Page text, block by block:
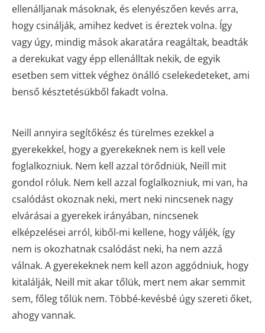
ellenálljanak másoknak, és elenyészően kevés arra,
hogy csinálják, amihez kedvet is éreztek volna. Így
vagy úgy, mindig mások akaratára reagáltak, beadták
a derekukat vagy épp ellenálltak nekik, de egyik
esetben sem vittek véghez önálló cselekedeteket, ami
benső késztetésükből fakadt volna.
Neill annyira segítőkész és türelmes ezekkel a
gyerekekkel, hogy a gyerekeknek nem is kell vele
foglalkozniuk. Nem kell azzal törődniük, Neill mit
gondol róluk. Nem kell azzal foglalkozniuk, mi van, ha
csalódást okoznak neki, mert neki nincsenek nagy
elvárásai a gyerekek irányában, nincsenek
elképzelései arról, kiből-mi kellene, hogy váljék, így
nem is okozhatnak csalódást neki, ha nem azzá
válnak. A gyerekeknek nem kell azon aggódniuk, hogy
kitalálják, Neill mit akar tőlük, mert nem akar semmit
sem, főleg tőlük nem. Többé-kevésbé úgy szereti őket,
ahogy vannak.